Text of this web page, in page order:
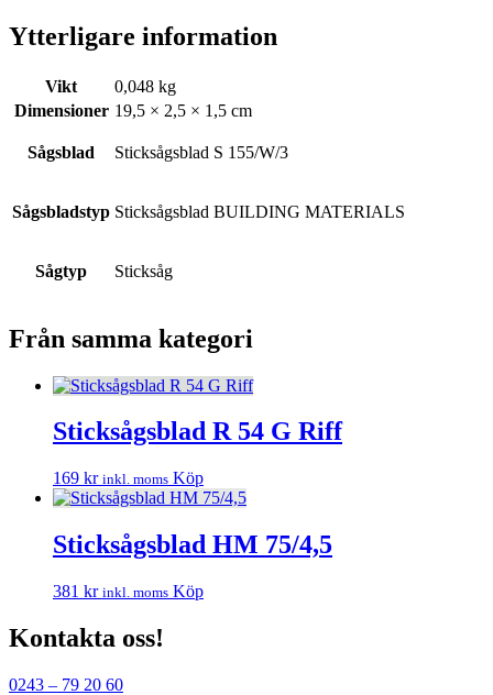
Ytterligare information
Vikt
0,048 kg
Dimensioner 19,5 × 2,5 × 1,5 cm
Sågsblad Sticksågsblad S 155/W/3
Sågsbladstyp Sticksågsblad BUILDING MATERIALS
Sågtyp Sticksåg
Från samma kategori
Sticksågsblad R 54 G Riff
169 kr inkl. moms Köp
Sticksågsblad HM 75/4,5
381 kr inkl. moms Köp
Kontakta oss!
0243 – 79 20 60